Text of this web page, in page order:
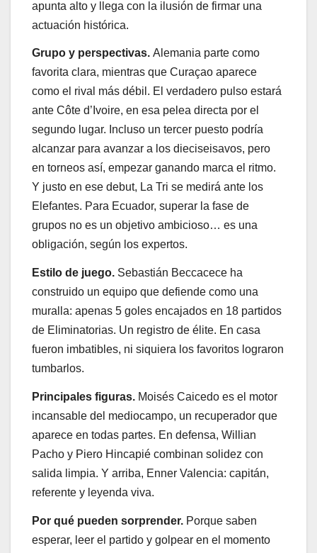
apunta alto y llega con la ilusión de firmar una
actuación histórica.
Grupo y perspectivas. Alemania parte como
favorita clara, mientras que Curaçao aparece
como el rival más débil. El verdadero pulso estará
ante Côte d’Ivoire, en esa pelea directa por el
segundo lugar. Incluso un tercer puesto podría
alcanzar para avanzar a los dieciseisavos, pero
en torneos así, empezar ganando marca el ritmo.
Y justo en ese debut, La Tri se medirá ante los
Elefantes. Para Ecuador, superar la fase de
grupos no es un objetivo ambicioso… es una
obligación, según los expertos.
Estilo de juego. Sebastián Beccacece ha
construido un equipo que defiende como una
muralla: apenas 5 goles encajados en 18 partidos
de Eliminatorias. Un registro de élite. En casa
fueron imbatibles, ni siquiera los favoritos lograron
tumbarlos.
Principales figuras. Moisés Caicedo es el motor
incansable del mediocampo, un recuperador que
aparece en todas partes. En defensa, Willian
Pacho y Piero Hincapié combinan solidez con
salida limpia. Y arriba, Enner Valencia: capitán,
referente y leyenda viva.
Por qué pueden sorprender. Porque saben
esperar, leer el partido y golpear en el momento